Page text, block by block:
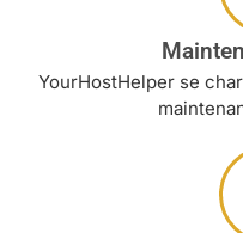
YourHostHelper se